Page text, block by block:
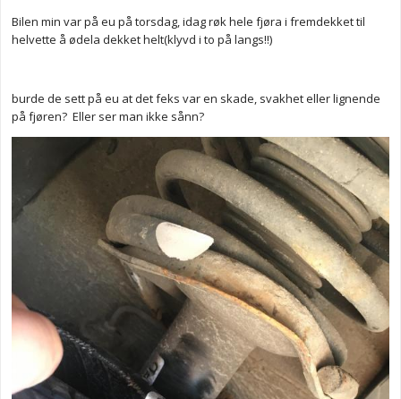
Bilen min var på eu på torsdag, idag røk hele fjøra i fremdekket til
helvette å ødela dekket helt(klyvd i to på langs!!)
burde de sett på eu at det feks var en skade, svakhet eller lignende
på fjøren? Eller ser man ikke sånn?